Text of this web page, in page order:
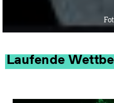
Laufende